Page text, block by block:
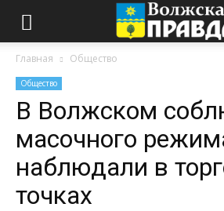
Главная Общество
Общество
В Волжском
масочного
наблюдали в
точках